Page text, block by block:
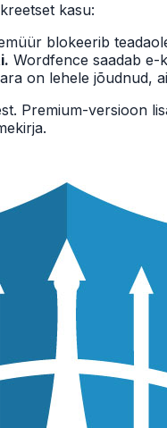
kasu:
blokeerib
Wordfence saadab e-
on lehele jõudnud,
Premium-versioon